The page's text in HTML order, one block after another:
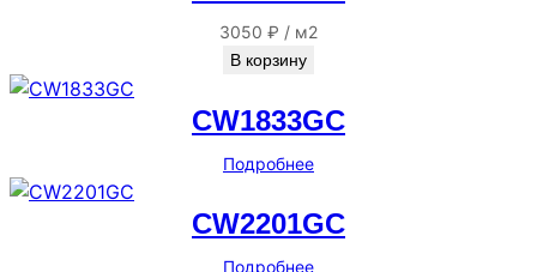
3050 ₽ / м2
В корзину
CW1833GC
Подробнее
CW2201GC
Подробнее